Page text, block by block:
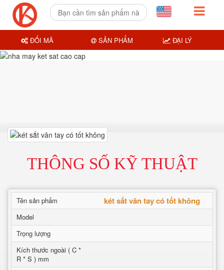
THÔNG SỐ KỸ THUẬT
Tên sản phẩm két sắt vân tay có tốt không
Model
Trọng lượng
Kích thước ngoài ( C *
R * S ) mm
ĐỔI MÃ SẢN PHẨM ĐẠI LÝ